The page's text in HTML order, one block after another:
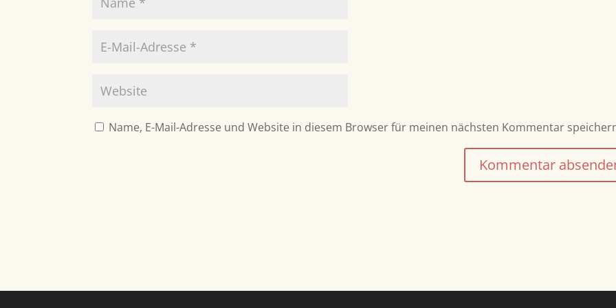
Name, E-Mail-Adresse und Website in diesem Browser für meinen nächsten Kommentar